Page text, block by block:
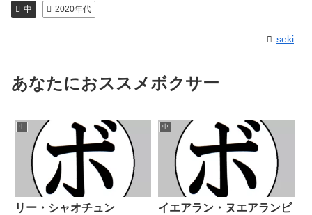
中 2020年代
seki
あなたにおススメボクサー
中
リー・シャオチュン
中
イエアラン・ヌエアランビ